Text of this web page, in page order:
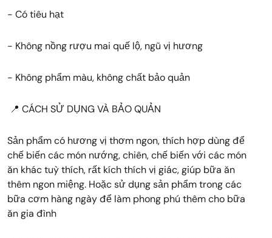
- Có tiêu hạt
- Không nồng rượu mai quế lộ, ngũ vị hương
- Không phẩm màu, không chất bảo quản
📍 CÁCH SỬ DỤNG VÀ BẢO QUẢN
Sản phẩm có hương vị thơm ngon, thích hợp dùng để
chế biến các món nướng, chiên, chế biến với các món
ăn khác tuỳ thích, rất kích thích vị giác, giúp bữa ăn
thêm ngon miệng. Hoặc sử dụng sản phẩm trong các
bữa cơm hàng ngày để làm phong phú thêm cho bữa
ăn gia đình